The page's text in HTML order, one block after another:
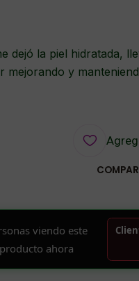
dejó la piel hidratada,
mejorando y